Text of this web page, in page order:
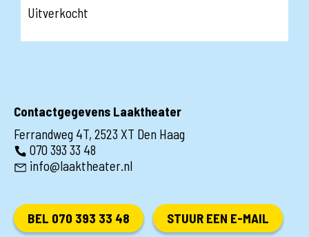
Uitverkocht
Contactgegevens Laaktheater
Ferrandweg 4T, 2523 XT Den Haag
070 393 33 48
info@laaktheater.nl
BEL 070 393 33 48 STUUR EEN E-MAIL